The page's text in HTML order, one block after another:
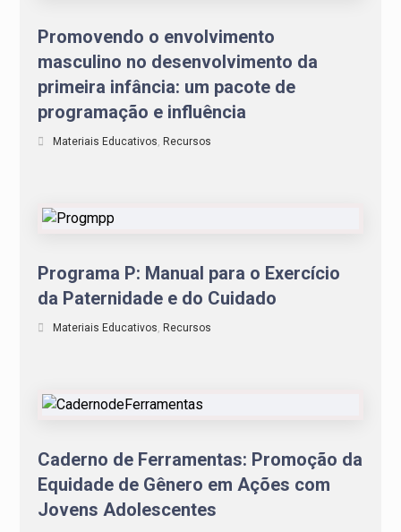
Promovendo o envolvimento
masculino no desenvolvimento da
primeira infância: um pacote de
programação e influência
Materiais Educativos, Recursos
Programa P: Manual para o Exercício
da Paternidade e do Cuidado
Materiais Educativos, Recursos
Caderno de Ferramentas: Promoção da
Equidade de Gênero em Ações com
Jovens Adolescentes